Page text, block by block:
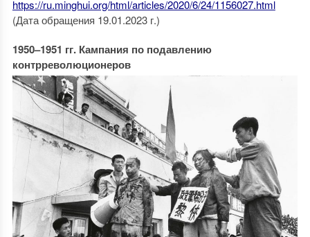
https://ru.minghui.org/html/articles/2020/6/24/1156027.html
(Дата обращения 19.01.2023 г.)
1950–1951 гг. Кампания по подавлению
контрреволюционеров